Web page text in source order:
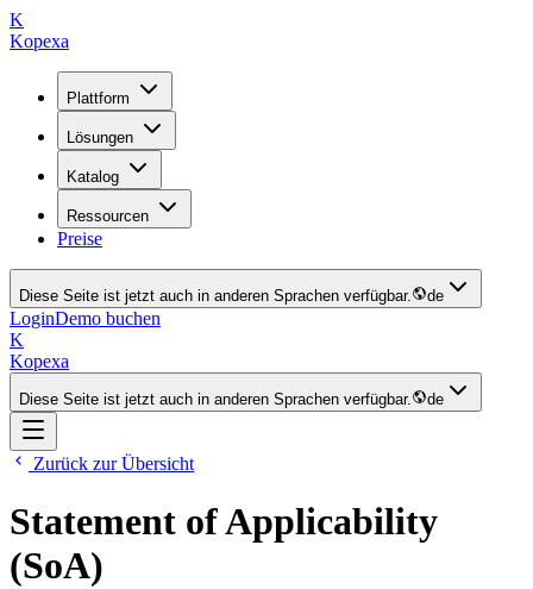
K
Kopexa
Plattform
Lösungen
Katalog
Ressourcen
Preise
Diese Seite ist jetzt auch in anderen Sprachen verfügbar. de
LoginDemo buchen
K
Kopexa
Diese Seite ist jetzt auch in anderen Sprachen verfügbar. de
Zurück zur Übersicht
Statement of Applicability
(SoA)